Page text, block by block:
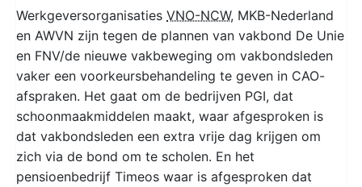
Werkgeversorganisaties VNO-NCW, MKB-Nederland
en AWVN zijn tegen de plannen van vakbond De Unie
en FNV/de nieuwe vakbeweging om vakbondsleden
vaker een voorkeursbehandeling te geven in CAO-
afspraken. Het gaat om de bedrijven PGI, dat
schoonmaakmiddelen maakt, waar afgesproken is
dat vakbondsleden een extra vrije dag krijgen om
zich via de bond om te scholen. En het
pensioenbedrijf Timeos waar is afgesproken dat